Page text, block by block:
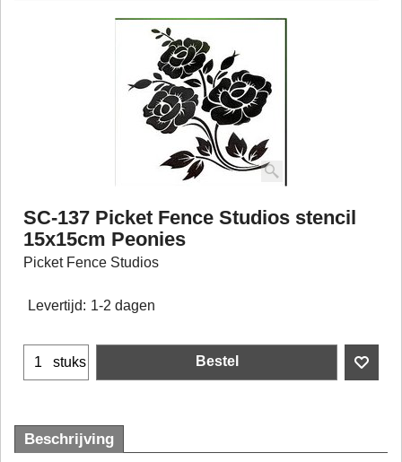
SC-137 Picket Fence Studios stencil
15x15cm Peonies
Picket Fence Studios
Levertijd: 1-2 dagen
stuks Bestel
Beschrijving